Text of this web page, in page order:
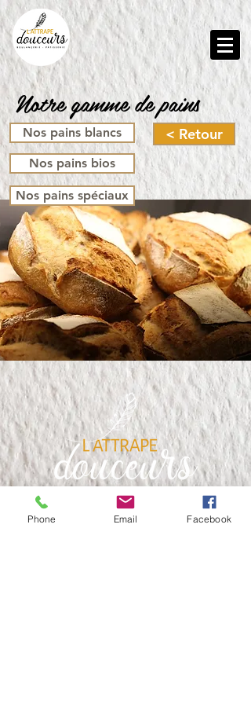
Notre gamme de pains
Nos pains blancs < Retour
Nos pains bios
Nos pains spéciaux
Phone Email Facebook